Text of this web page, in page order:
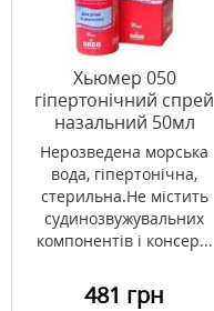
Хьюмер 050
гіпертонічний спрей
назальний 50мл
Нерозведена морська
вода, гіпертонічна,
стерильна.Не містить
судинозвужувальних
компонентів і консер...
481 грн